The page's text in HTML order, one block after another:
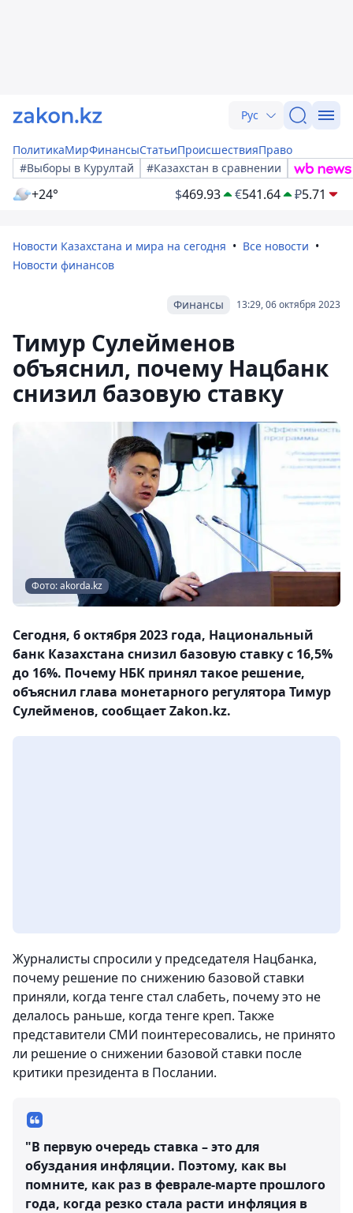
Рус
ПолитикаМирФинансыСтатьиПроисшествияПраво
#Выборы в Курултай
#Казахстан в сравнении
+24° $469.93 €541.64 ₽5.71
Новости Казахстана и мира на сегодня
Все новости
Новости финансов
13:29, 06 октября 2023
Финансы
Тимур Сулейменов
объяснил, почему Нацбанк
снизил базовую ставку
Фото: akorda.kz
Сегодня, 6 октября 2023 года, Национальный
банк Казахстана снизил базовую ставку с 16,5%
до 16%. Почему НБК принял такое решение,
объяснил глава монетарного регулятора Тимур
Сулейменов, сообщает Zakon.kz.
Журналисты спросили у председателя Нацбанка,
почему решение по снижению базовой ставки
приняли, когда тенге стал слабеть, почему это не
делалось раньше, когда тенге креп. Также
представители СМИ поинтересовались, не принято
ли решение о снижении базовой ставки после
критики президента в Послании.
"В первую очередь ставка – это для
обуздания инфляции. Поэтому, как вы
помните, как раз в феврале-марте прошлого
года, когда резко стала расти инфляция в